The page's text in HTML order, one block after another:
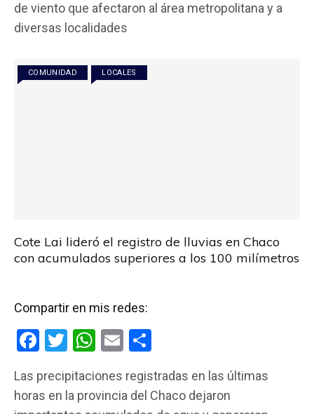
b
o
k
er s
p
p
p
de viento que afectaron al área metropolitana y a
diversas localidades
COMUNIDAD LOCALES
Cote Lai lideró el registro de lluvias en Chaco
con acumulados superiores a los 100 milímetros
Compartir en mis redes:
F
ce
b
T
tt
er
W
at
s
E
ail m
p
Las precipitaciones registradas en las últimas
horas en la provincia del Chaco dejaron